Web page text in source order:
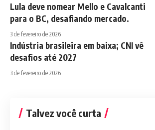
Lula deve nomear Mello e Cavalcanti
para o BC, desafiando mercado.
3 de fevereiro de 2026
Indústria brasileira em baixa; CNI vê
desafios até 2027
3 de fevereiro de 2026
Talvez você curta